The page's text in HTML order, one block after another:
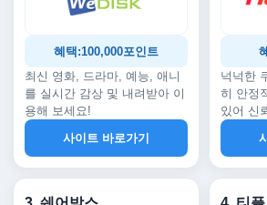
혜택:100,000포인트
최신 영화, 드라마, 예능, 애니
를 실시간 감상 및 내려받아 이
용해 보세요!
사이트 바로가기
넉넉한
히 안정
있어 신